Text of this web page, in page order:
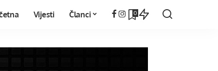
Vijesti Članci 0